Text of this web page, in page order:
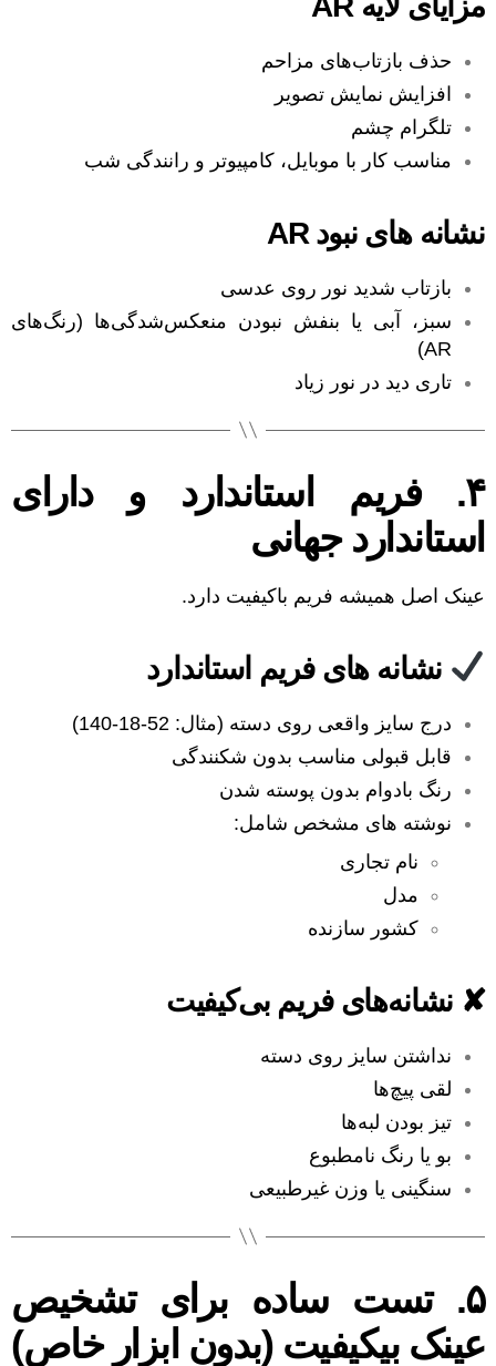
حذف بازتاب‌های مزاحم
افزایش نمایش تصویر
تلگرام چشم
مناسب کار با موبایل، کامپیوتر و رانندگی شب
نشانه های نبود AR
بازتاب شدید نور روی عدسی
سبز، آبی یا بنفش نبودن منعکس‌شدگی‌ها (رنگ‌های
AR)
تاری دید در نور زیاد
۴. فریم استاندارد و دارای
استاندارد جهانی
عینک اصل همیشه فریم باکیفیت دارد.
نشانه های فریم استاندارد
درج سایز واقعی روی دسته (مثال: 52-18-140)
قابل قبولی مناسب بدون شکنندگی
رنگ بادوام بدون پوسته شدن
نوشته های مشخص شامل:
نام تجاری
مدل
کشور سازنده
✘ نشانه‌های فریم بی‌کیفیت
نداشتن سایز روی دسته
لقی پیچ‌ها
تیز بودن لبه‌ها
بو یا رنگ نامطبوع
سنگینی یا وزن غیرطبیعی
۵. تست ساده برای تشخیص
عینک بیکیفیت (بدون ابزار خاص)